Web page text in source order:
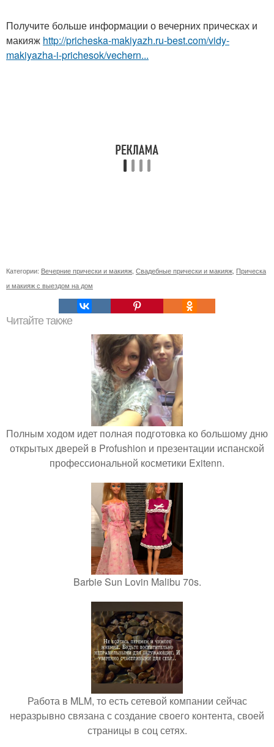
Получите больше информации о вечерних прическах и
макияж http://pricheska-makiyazh.ru-best.com/vidy-
makiyazha-i-prichesok/vechern...
Категории: Вечерние прически и макияж Свадебные прически и макияж Прическа
и макияж с выездом на дом
Читайте также
Полным ходом идет полная подготовка ко большому дню
открытых дверей в Profushion и презентации испанской
профессиональной косметики Exitenn.
Barbie Sun Lovin Malibu 70s.
Работа в MLM, то есть сетевой компании сейчас
неразрывно связана с создание своего контента, своей
страницы в соц сетях.